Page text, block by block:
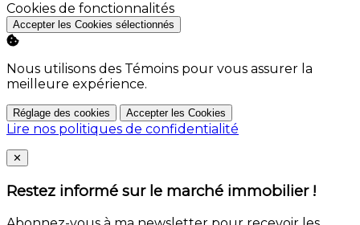
Activer
Cookies de fonctionnalités
Accepter les Cookies sélectionnés
Nous utilisons des Témoins pour vous assurer la
meilleure expérience.
Réglage des cookies Accepter les Cookies
Lire nos politiques de confidentialité
Close
✕
Restez informé sur le marché immobilier !